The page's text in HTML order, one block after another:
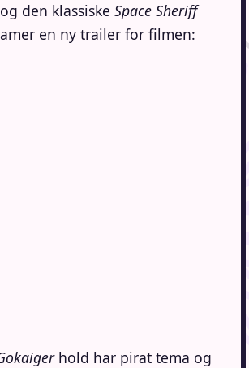
den klassiske Space Sheriff
en ny trailer for filmen:
hold har pirat tema og